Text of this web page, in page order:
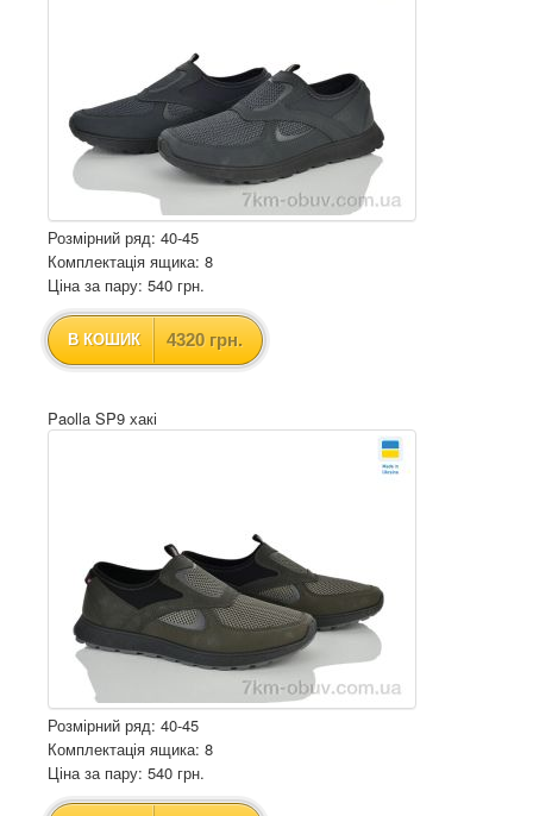
Розмірний ряд: 40-45
Комплектація ящика: 8
Ціна за пару: 540 грн.
В КОШИК 4320 грн.
Paolla SP9 хакі
Розмірний ряд: 40-45
Комплектація ящика: 8
Ціна за пару: 540 грн.